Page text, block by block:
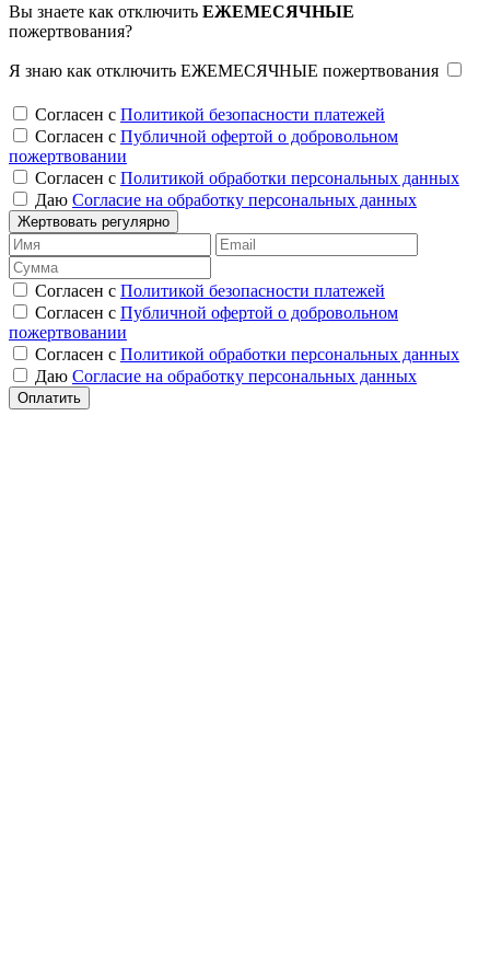
Вы знаете как отключить ЕЖЕМЕСЯЧНЫЕ
пожертвования?
Я знаю как отключить ЕЖЕМЕСЯЧНЫЕ пожертвования
Согласен с Политикой безопасности платежей
Согласен с Публичной офертой о добровольном
пожертвовании
Согласен с Политикой обработки персональных данных
Даю Согласие на обработку персональных данных
Жертвовать регулярно
Согласен с Политикой безопасности платежей
Согласен с Публичной офертой о добровольном
пожертвовании
Согласен с Политикой обработки персональных данных
Даю Согласие на обработку персональных данных
Оплатить